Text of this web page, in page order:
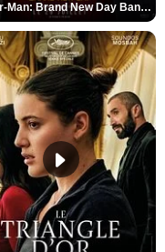
Spider-Man: Brand New Day Bande-annonce VO STFR